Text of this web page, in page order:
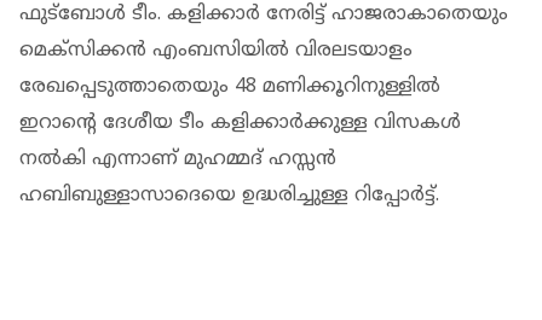
ഫുട്ബോൾ ടീം. കളിക്കാർ നേരിട്ട് ഹാജരാകാതെയും
മെക്സിക്കൻ എംബസിയിൽ വിരലടയാളം
രേഖപ്പെടുത്താതെയും 48 മണിക്കൂറിനുള്ളിൽ
ഇറാന്റെ ദേശീയ ടീം കളിക്കാർക്കുള്ള വിസകൾ
നൽകി എന്നാണ് മുഹമ്മദ് ഹസ്സൻ
ഹബിബുള്ളാസാദെയെ ഉദ്ധരിച്ചുള്ള റിപ്പോർട്ട്.